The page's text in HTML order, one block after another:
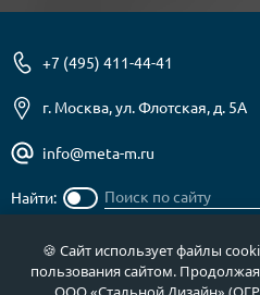
+7 (495) 411-44-41
г. Москва, ул. Флотская, д. 5А
info@meta-m.ru
Найти:
🍪 Сайт использует файлы
пользования сайтом.